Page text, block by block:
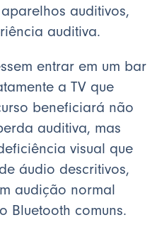
auditivos,
auditiva.
entrar em um bar
a TV que
beneficiará não
auditiva, mas
visual que
áudio descritivos,
audição normal
Bluetooth comuns.